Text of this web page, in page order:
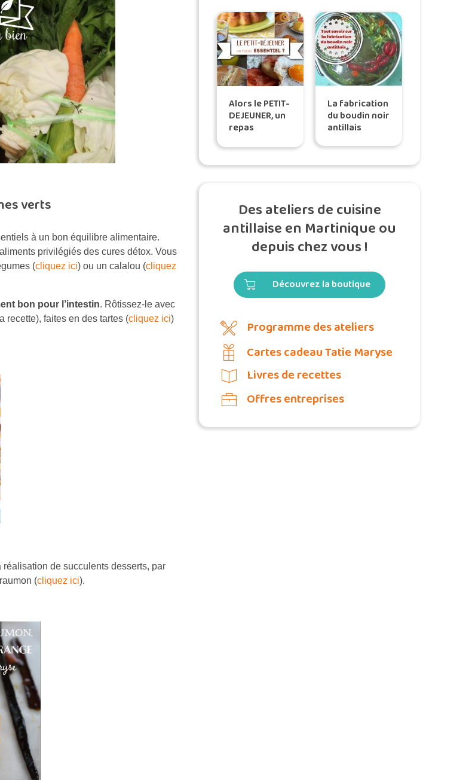
verts
à un bon équilibre alimentaire.
privilégiés des cures détox. Vous
(cliquez ici) ou un calalou (cliquez
bon pour l’intestin. Rôtissez-le avec
recette), faites en des tartes (cliquez ici)
réalisation de succulents desserts, par
(cliquez ici).
Alors le PETIT-
DEJEUNER, un
repas
La fabrication
du boudin noir
antillais
Des ateliers de cuisine
antillaise en Martinique ou
depuis chez vous !
Découvrez la boutique
Programme des ateliers
Cartes cadeau Tatie Maryse
Livres de recettes
Offres entreprises